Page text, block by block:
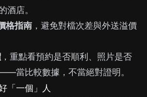
酒店。
格指南 ，避免對檔次差與外送溢價
，重點看預約是否順利、照片是否
當比較數據，不當絕對證明。
「一個」人